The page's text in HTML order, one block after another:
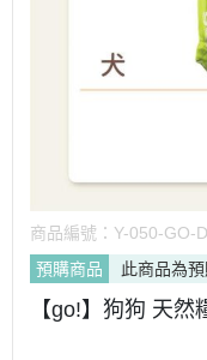
商品編號： Y-050-GO-
預購商品
此商品為預
【go!】狗狗 天